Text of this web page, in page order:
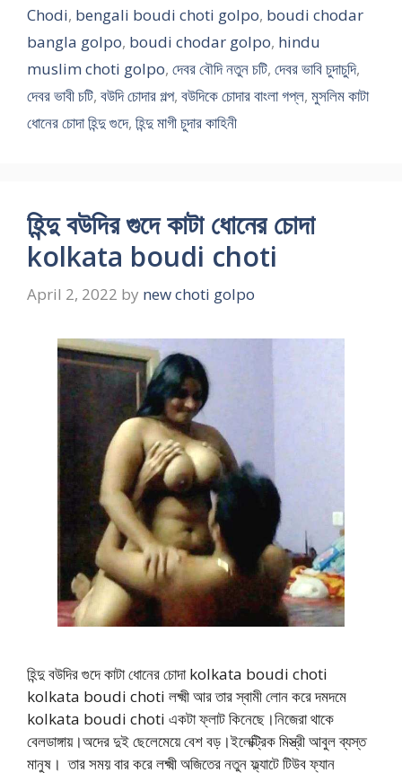
Chodi, bengali boudi choti golpo, boudi chodar
bangla golpo, boudi chodar golpo, hindu
muslim choti golpo, দেবর বৌদি নতুন চটি, দেবর ভাবি চুদাচুদি,
দেবর ভাবী চটি, বউদি চোদার গল্প, বউদিকে চোদার বাংলা গপ্ল, মুসলিম কাটা
ধোনের চোদা হিন্দু গুদে, হিন্দু মাগী চুদার কাহিনী
হিন্দু বউদির গুদে কাটা ধোনের চোদা
kolkata boudi choti
April 2, 2022 by new choti golpo
হিন্দু বউদির গুদে কাটা ধোনের চোদা kolkata boudi choti
kolkata boudi choti লক্ষ্মী আর তার স্বামী লোন করে দমদমে
kolkata boudi choti একটা ফ্লাট কিনেছে।নিজেরা থাকে
বেলডাঙ্গায়।অদের দুই ছেলেমেয়ে বেশ বড়।ইলেক্ট্রিক মিস্ত্রী আবুল ব্যস্ত
মানুষ। তার সময় বার করে লক্ষ্মী অজিতের নতুন ফ্ল্যাটে টিউব ফ্যান